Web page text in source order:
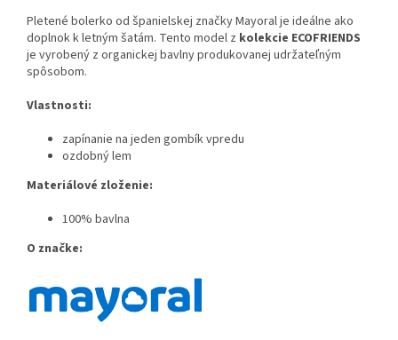
Pletené bolerko od španielskej značky Mayoral je ideálne ako
doplnok k letným šatám. Tento model z kolekcie ECOFRIENDS
je vyrobený z organickej bavlny produkovanej udržateľným
spôsobom.
Vlastnosti:
zapínanie na jeden gombík vpredu
ozdobný lem
Materiálové zloženie:
100% bavlna
O značke: